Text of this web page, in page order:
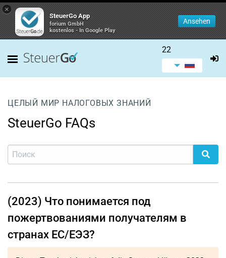
×
SteuerGo App
forium GmbH
kostenlos - In Google Play
Ansehen
22
ЦЕЛЫЙ МИР НАЛОГОВЫХ ЗНАНИЙ
SteuerGo FAQs
(2023) Что понимается под
пожертвованиями получателям в
странах ЕС/ЕЭЗ?